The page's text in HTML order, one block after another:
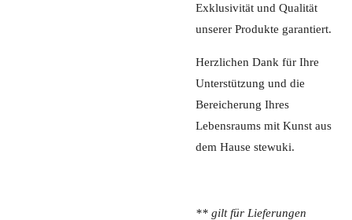
Exklusivität und Qualität
unserer Produkte garantiert.
Herzlichen Dank für Ihre
Unterstützung und die
Bereicherung Ihres
Lebensraums mit Kunst aus
dem Hause stewuki.
** gilt für Lieferungen